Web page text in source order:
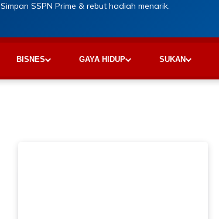
Simpan SSPN Prime & rebut hadiah menarik.
BISNES GAYA HIDUP SUKAN